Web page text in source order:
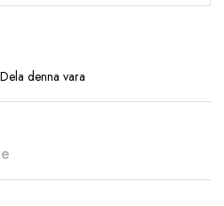
Dela denna vara